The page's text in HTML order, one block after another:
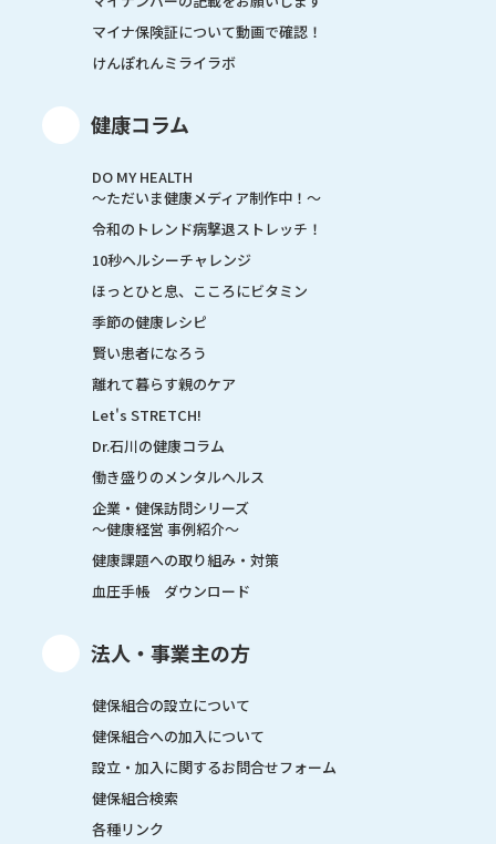
マイナ保険証について動画で確認！
けんぽれんミライラボ
健康コラム
DO MY HEALTH
～ただいま健康メディア制作中！～
令和のトレンド病撃退ストレッチ！
10秒ヘルシーチャレンジ
ほっとひと息、こころにビタミン
季節の健康レシピ
賢い患者になろう
離れて暮らす親のケア
Let's STRETCH!
Dr.石川の健康コラム
働き盛りのメンタルヘルス
企業・健保訪問シリーズ
～健康経営 事例紹介～
健康課題への取り組み・対策
血圧手帳 ダウンロード
法人・事業主の方
健保組合の設立について
健保組合への加入について
設立・加入に関するお問合せフォーム
健保組合検索
各種リンク